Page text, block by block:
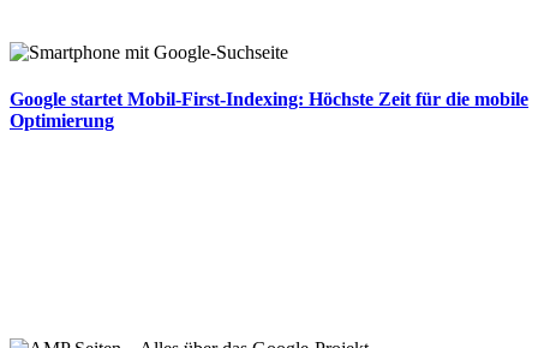
Google startet Mobil-First-Indexing: Höchste Zeit für die mobile
Optimierung